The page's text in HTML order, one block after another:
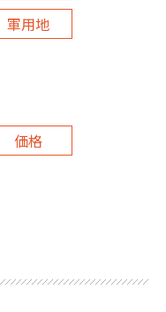
軍用地
価格